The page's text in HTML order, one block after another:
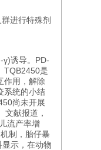
进行特殊剂
γ)诱导。PD-
TQB2450是
作用，解除
系统的小结
尚未开展
献报道，
流产率增
制，胎仔暴
示，在动物